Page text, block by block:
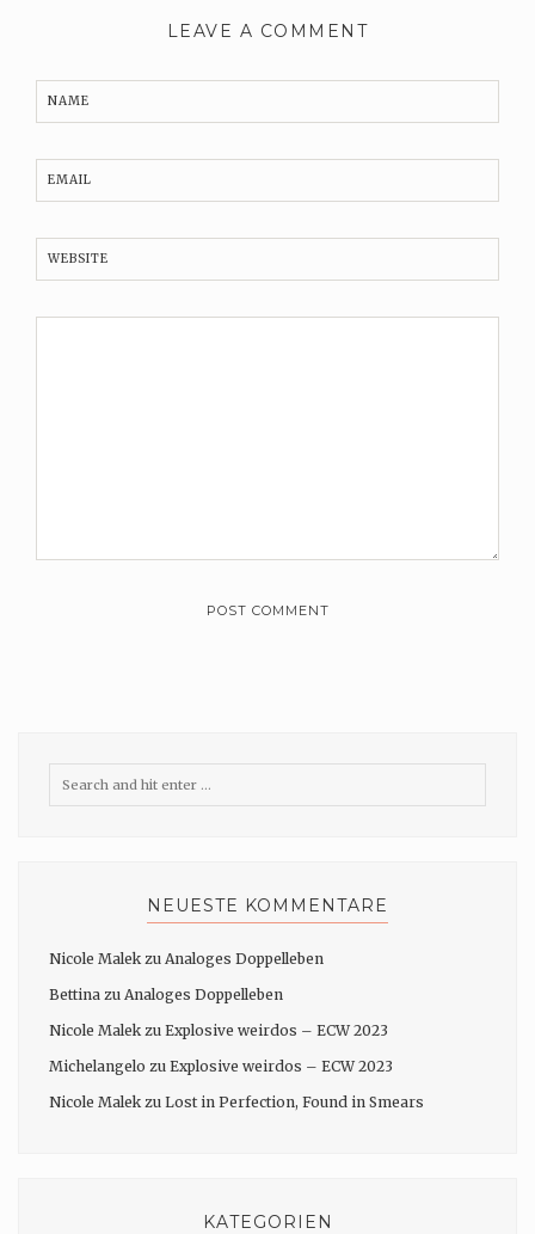
LEAVE A COMMENT
NAME
EMAIL
WEBSITE
NEUESTE KOMMENTARE
Nicole Malek zu Analoges Doppelleben
Bettina zu Analoges Doppelleben
Nicole Malek zu Explosive weirdos – ECW 2023
Michelangelo zu Explosive weirdos – ECW 2023
Nicole Malek zu Lost in Perfection, Found in Smears
KATEGORIEN